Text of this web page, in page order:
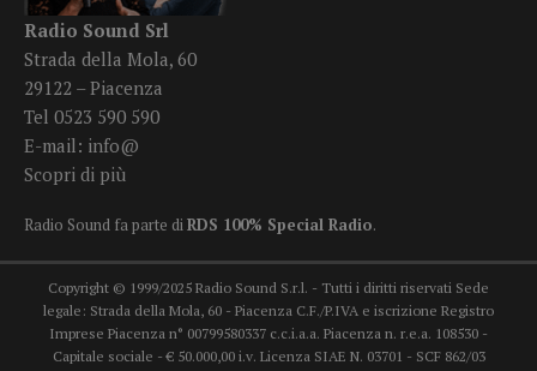
Radio Sound Srl
Strada della Mola, 60
29122 – Piacenza
Tel 0523 590 590
E-mail: info@
Scopri di più
Radio Sound fa parte diRDS 100% Special Radio.
Copyright © 1999/2025 Radio Sound S.r.l. - Tutti i diritti riservati Sede
legale: Strada della Mola, 60 - Piacenza C.F./P.IVA e iscrizione Registro
Imprese Piacenza n° 00799580337 c.c.i.a.a. Piacenza n. r.e.a. 108530 -
Capitale sociale - € 50.000,00 i.v. Licenza SIAE N. 03701 - SCF 862/03